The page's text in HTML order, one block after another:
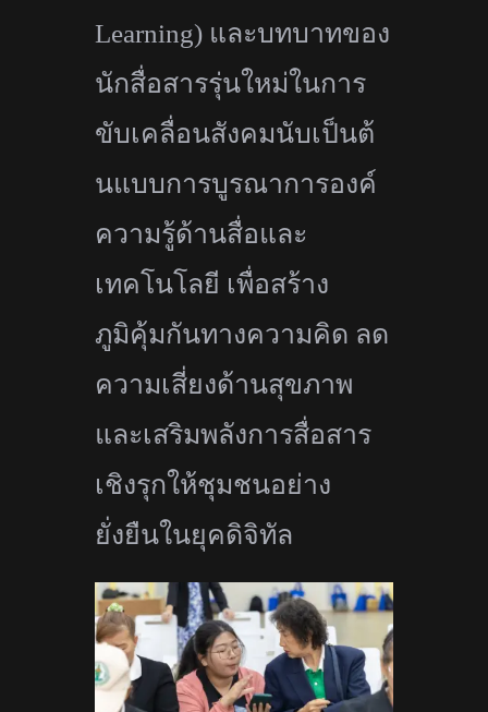
Learning) และบทบาทของ
นักสื่อสารรุ่นใหม่ในการ
ขับเคลื่อนสังคมนับเป็นต้
นแบบการบูรณาการองค์
ความรู้ด้านสื่อและ
เทคโนโลยี เพื่อสร้าง
ภูมิคุ้มกันทางความคิด ลด
ความเสี่ยงด้านสุขภาพ
และเสริมพลังการสื่อสาร
เชิงรุกให้ชุมชนอย่าง
ยั่งยืนในยุคดิจิทัล